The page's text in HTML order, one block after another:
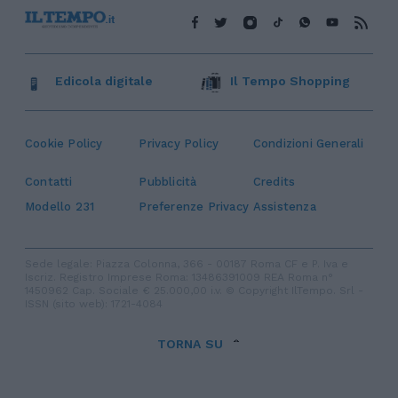
Cookie Policy Privacy Policy Condizioni Generali
Contatti Pubblicità
Credits
Modello 231
Preferenze Privacy Assistenza
Edicola digitale Il Tempo Shopping
TORNA SU